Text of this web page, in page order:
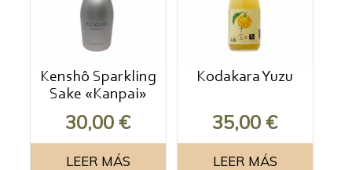
Kenshô Sparkling
Sake «Kanpai»
30,00€
LEER MÁS
Kodakara Yuzu
35,00€
LEER MÁS